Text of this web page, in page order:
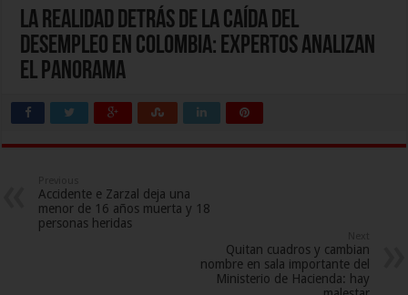
La realidad detrás de la caída del
desempleo en Colombia: expertos analizan
el panorama
Accidente e Zarzal deja una
menor de 16 años muerta y 18
personas heridas
Quitan cuadros y cambian
nombre en sala importante del
Ministerio de Hacienda: hay